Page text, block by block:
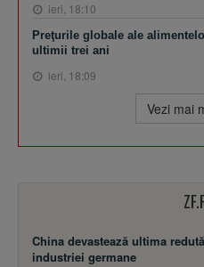
ieri, 18:10
Preţurile globale ale
ultimii trei ani
ieri, 18:09
Vezi mai
China devastează ultima
industriei germane